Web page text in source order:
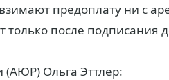
предоплату ни с
только после подписания
(АЮР) Ольга Эттлер: